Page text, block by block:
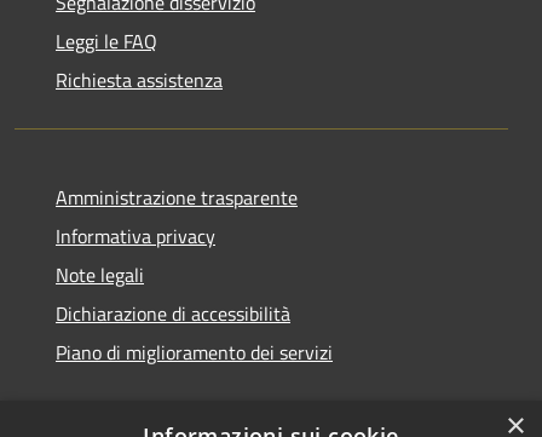
Leggi le FAQ
Richiesta assistenza
Amministrazione trasparente
Informativa privacy
Note legali
Dichiarazione di accessibilità
Piano di miglioramento dei servizi
×